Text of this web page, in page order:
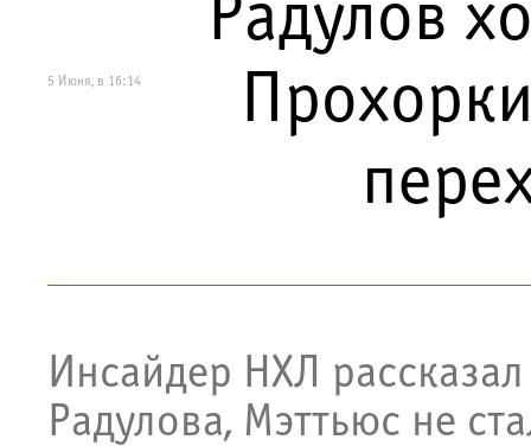
5 Июня, в 16:14
Радулов
Инсайдер НХЛ
Радулова, Мэттьюс не